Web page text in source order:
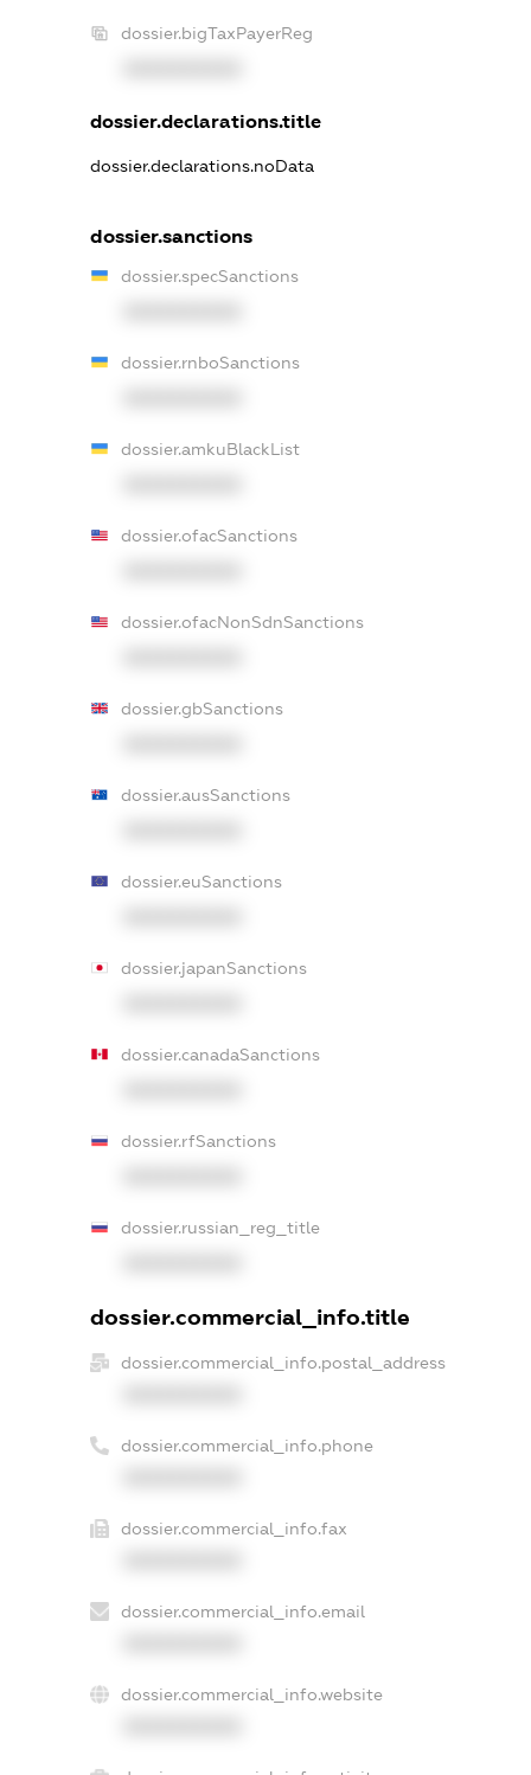
dossier.bigTaxPayerReg
dossier.declarations.title
dossier.declarations.noData
dossier.sanctions
dossier.specSanctions
dossier.rnboSanctions
dossier.amkuBlackList
dossier.ofacSanctions
dossier.ofacNonSdnSanctions
dossier.gbSanctions
dossier.ausSanctions
dossier.euSanctions
dossier.japanSanctions
dossier.canadaSanctions
dossier.rfSanctions
dossier.russian_reg_title
dossier.commercial_info.title
dossier.commercial_info.postal_address
dossier.commercial_info.phone
dossier.commercial_info.fax
dossier.commercial_info.email
dossier.commercial_info.website